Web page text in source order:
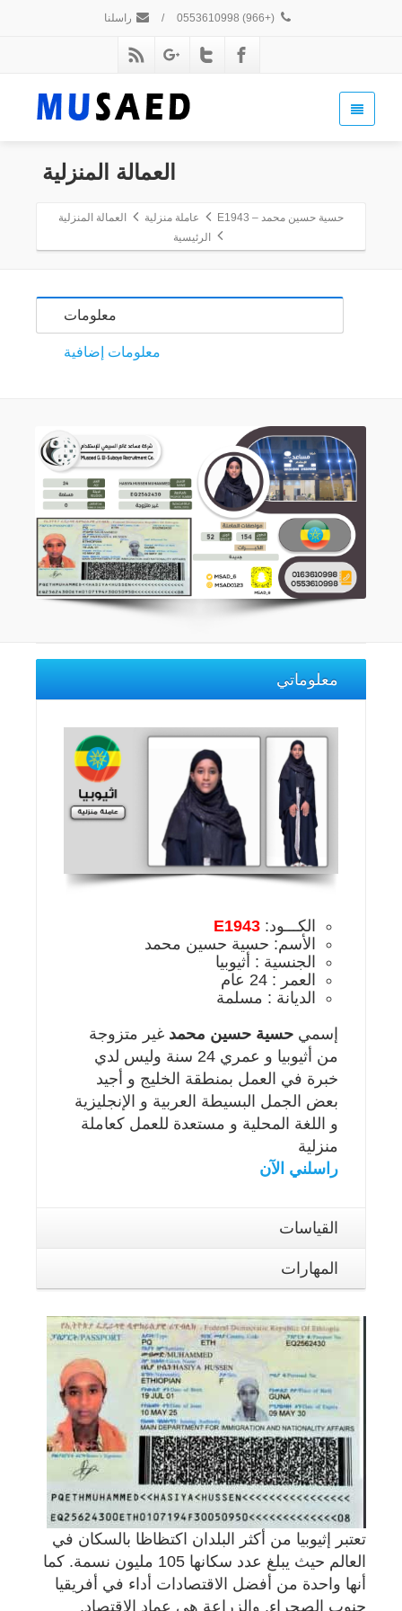
(+966) 0553610998
/ راسلنا
العمالة المنزلية
حسية حسين محمد – E1943 عاملة منزلية
العمالة المنزلية
الرئيسية
معلومات
معلومات إضافية
معلوماتي
الكـــود: E1943
الأسم: حسية حسين محمد
الجنسية : أثيوبيا
العمر : 24 عام
الديانة : مسلمة
إسمي حسية حسين محمد غير متزوجة
من أثيوبيا و عمري 24 سنة وليس لدي
خبرة في العمل بمنطقة الخليج و أجيد
بعض الجمل البسيطة العربية و الإنجليزية
و اللغة المحلية و مستعدة للعمل كعاملة
منزلية
راسلني الآن
القياسات
المهارات
تعتبر إثيوبيا من أكثر البلدان اكتظاظا بالسكان في
العالم حيث يبلغ عدد سكانها 105 مليون نسمة. كما
أنها واحدة من أفضل الاقتصادات أداء في أفريقيا
جنوب الصحراء. والزراعة هي عماد الاقتصاد.